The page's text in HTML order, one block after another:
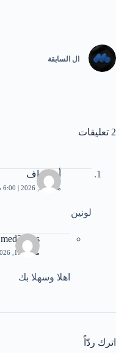
ال السابقة
2 تعليقات
أبو رواف
مارس 9, 2026 | 6:00 م
لونين
med3bbas
مارس 19, 2026 | 10:25 م
اهلا وسهلا بك
اترك ردّاً